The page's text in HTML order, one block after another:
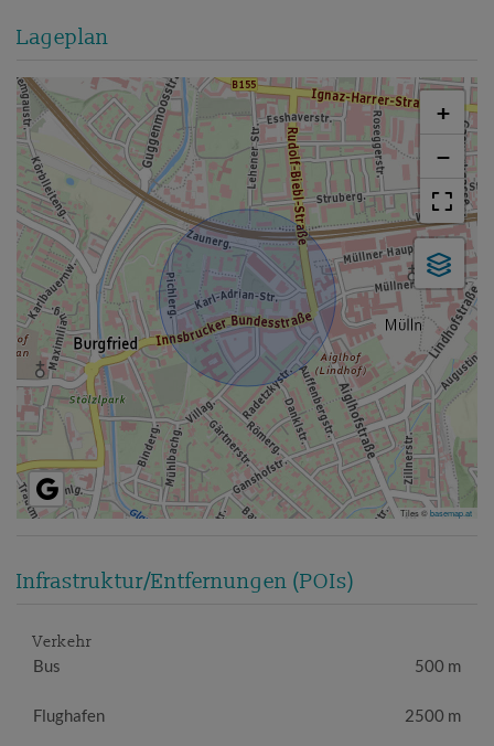
Lageplan
+
−
Tiles ©basemap.at
Infrastruktur/Entfernungen (POIs)
Verkehr
Bus 500 m
Flughafen 2500 m